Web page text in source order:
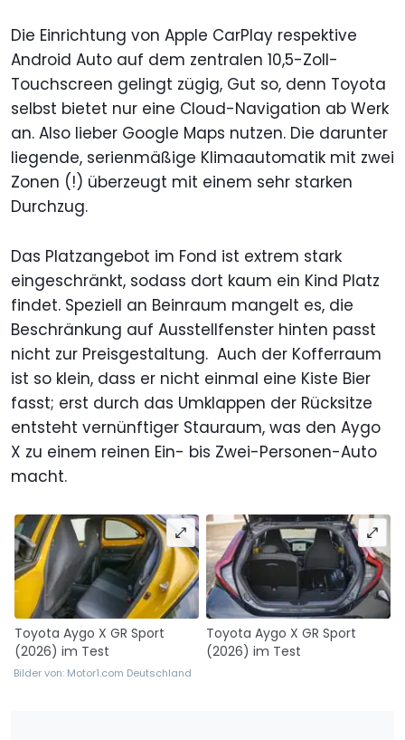
Die Einrichtung von Apple CarPlay respektive
Android Auto auf dem zentralen 10,5-Zoll-
Touchscreen gelingt zügig, Gut so, denn Toyota
selbst bietet nur eine Cloud-Navigation ab Werk
an. Also lieber Google Maps nutzen. Die darunter
liegende, serienmäßige Klimaautomatik mit zwei
Zonen (!) überzeugt mit einem sehr starken
Durchzug.
Das Platzangebot im Fond ist extrem stark
eingeschränkt, sodass dort kaum ein Kind Platz
findet. Speziell an Beinraum mangelt es, die
Beschränkung auf Ausstellfenster hinten passt
nicht zur Preisgestaltung. Auch der Kofferraum
ist so klein, dass er nicht einmal eine Kiste Bier
fasst; erst durch das Umklappen der Rücksitze
entsteht vernünftiger Stauraum, was den Aygo
X zu einem reinen Ein- bis Zwei-Personen-Auto
macht.
Toyota Aygo X GR Sport
(2026) im Test
Toyota Aygo X GR Sport
(2026) im Test
Bilder von: Motor1.com Deutschland